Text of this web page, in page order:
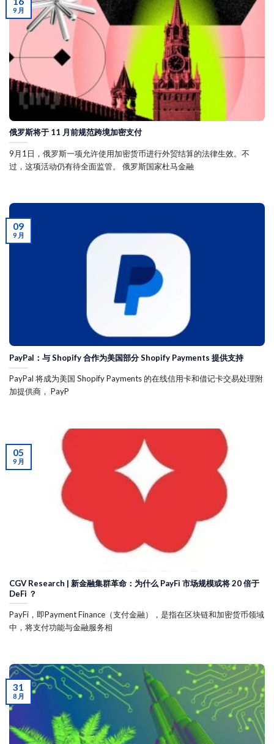
俄罗斯将于 11 月前规范跨境加密支付
9月1日，俄罗斯一项允许使用加密货币进行外贸结算的法律生效。不
过，这项活动仍有待全面监管。 俄罗斯国家杜马金融
9 月
PayPal：与 Shopify 合作为美国部分 Shopify Payments 提供支持
PayPal 将成为美国 Shopify Payments 的在线信用卡和借记卡交易处理附
加提供商， PayP
09
9 月
CGV Research | 新金融集群革命：为什么 PayFi 市场规模或将 20 倍于
DeFi ？
PayFi，即Payment Finance（支付金融），是指在区块链和加密货币领域
中，将支付功能与金融服务相
05
9 月
31
8 月